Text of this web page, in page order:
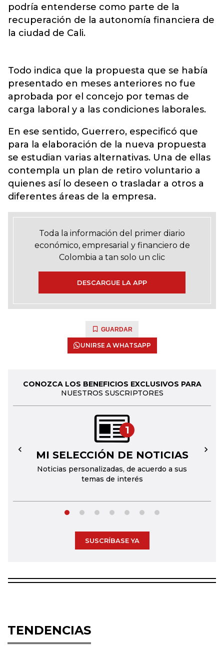
podría entenderse como parte de la
recuperación de la autonomía financiera de
la ciudad de Cali.
Todo indica que la propuesta que se había
presentado en meses anteriores no fue
aprobada por el concejo por temas de
carga laboral y a las condiciones laborales.
En ese sentido, Guerrero, especificó que
para la elaboración de la nueva propuesta
se estudian varias alternativas. Una de ellas
contempla un plan de retiro voluntario a
quienes así lo deseen o trasladar a otros a
diferentes áreas de la empresa.
Toda la información del primer diario
económico, empresarial y financiero de
Colombia a tan solo un clic
DESCARGUE LA APP
GUARDAR
UNIRSE A WHATSAPP
CONOZCA LOS BENEFICIOS EXCLUSIVOS PARA
NUESTROS SUSCRIPTORES
1
MI SELECCIÓN DE NOTICIAS
Noticias personalizadas, de acuerdo a sus
temas de interés
← →
SUSCRÍBASE YA
TENDENCIAS